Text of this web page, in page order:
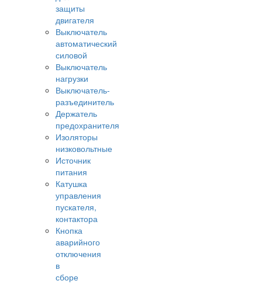
защиты
двигателя
Выключатель
автоматический
силовой
Выключатель
нагрузки
Выключатель-
разъединитель
Держатель
предохранителя
Изоляторы
низковольтные
Источник
питания
Катушка
управления
пускателя,
контактора
Кнопка
аварийного
отключения
в
сборе